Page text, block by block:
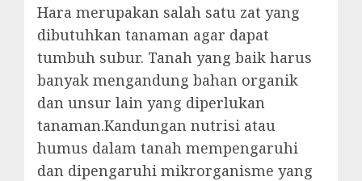
Hara merupakan salah satu zat yang
dibutuhkan tanaman agar dapat
tumbuh subur. Tanah yang baik harus
banyak mengandung bahan organik
dan unsur lain yang diperlukan
tanaman.Kandungan nutrisi atau
humus dalam tanah mempengaruhi
dan dipengaruhi mikrorganisme yang